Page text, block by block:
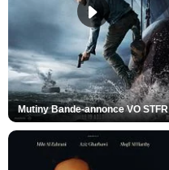
Mutiny Bande-annonce VO STFR